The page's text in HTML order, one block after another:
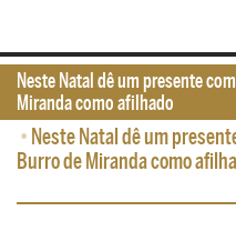
• Neste Natal dê um
Burro de Miranda como
Neste Natal dê um presente
Miranda como afilhado